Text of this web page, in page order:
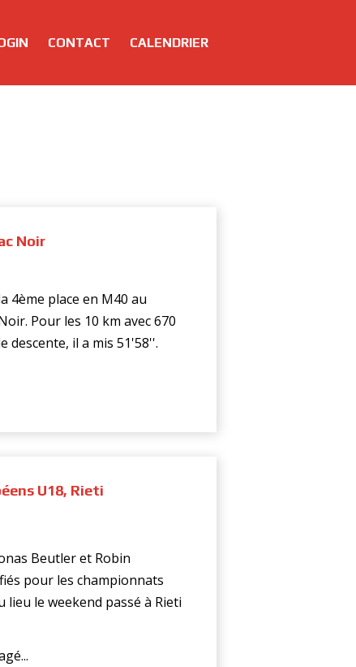
CONTACT CALENDRIER
Noir
4ème place en M40 au
Pour les 10 km avec 670
descente, il a mis 51'58''.
U18, Rieti
Beutler et Robin
pour les championnats
lieu le weekend passé à Rieti